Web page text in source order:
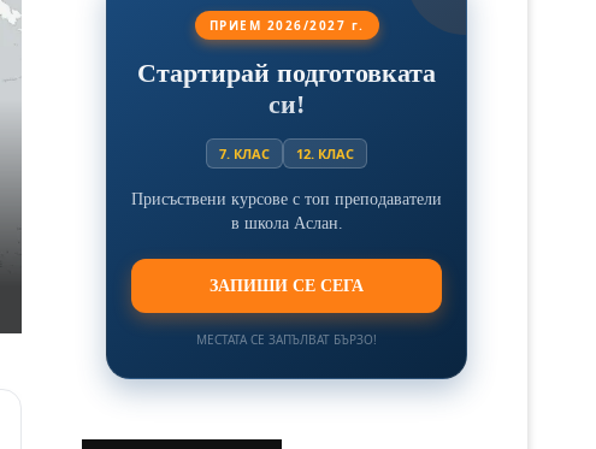
ПРИЕМ 2026/2027 г.
Стартирай подготовката
си!
7. КЛАС 12. КЛАС
Присъствени курсове с топ преподаватели
в школа Аслан.
ЗАПИШИ СЕ СЕГА
МЕСТАТА СЕ ЗАПЪЛВАТ БЪРЗО!